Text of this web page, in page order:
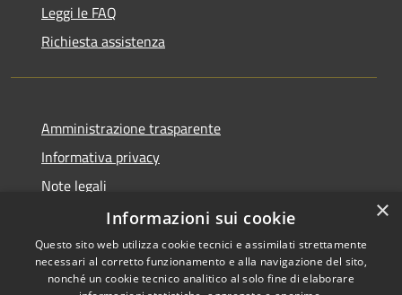
Leggi le FAQ
Richiesta assistenza
Amministrazione trasparente
Informativa privacy
Note legali
Dichiarazione di accessibilità
×
Informazioni sui cookie
Questo sito web utilizza cookie tecnici e assimilati strettamente
necessari al corretto funzionamento e alla navigazione del sito,
nonché un cookie tecnico analitico al solo fine di elaborare